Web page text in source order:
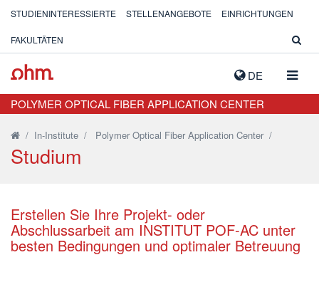
DE
STUDIENINTERESSIERTE STELLENANGEBOTE EINRICHTUNGEN
FAKULTÄTEN
POLYMER OPTICAL FIBER APPLICATION CENTER
/ In-Institute / Polymer Optical Fiber Application Center /
Studium
Erstellen Sie Ihre Projekt- oder
Abschlussarbeit am INSTITUT POF-AC unter
besten Bedingungen und optimaler Betreuung